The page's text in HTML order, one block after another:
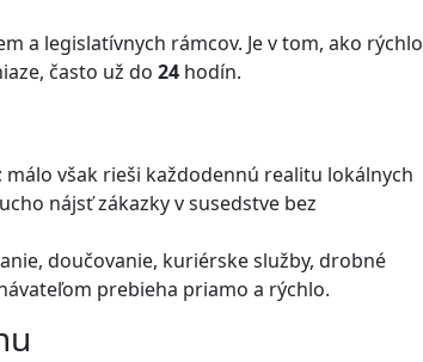
a legislatívnych rámcov. Je v tom, ako rýchlo
často už do 24 hodín.
však rieši každodennú realitu lokálnych
nájsť zákazky v susedstve bez
doučovanie, kuriérske služby, drobné
prebieha priamo a rýchlo.